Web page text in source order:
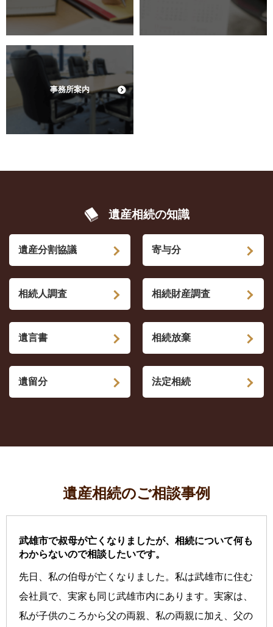
事務所案内
遺産相続の知識
遺産分割協議 寄与分
相続人調査 相続財産調査
遺言書 相続放棄
遺留分 法定相続
遺産相続のご相談事例
武雄市で叔母が亡くなりましたが、相続について何も
わからないので相談したいです。
先日、私の伯母が亡くなりました。私は武雄市に住む
会社員で、実家も同じ武雄市内にあります。実家は、
私が子供のころから父の両親、私の両親に加え、父の